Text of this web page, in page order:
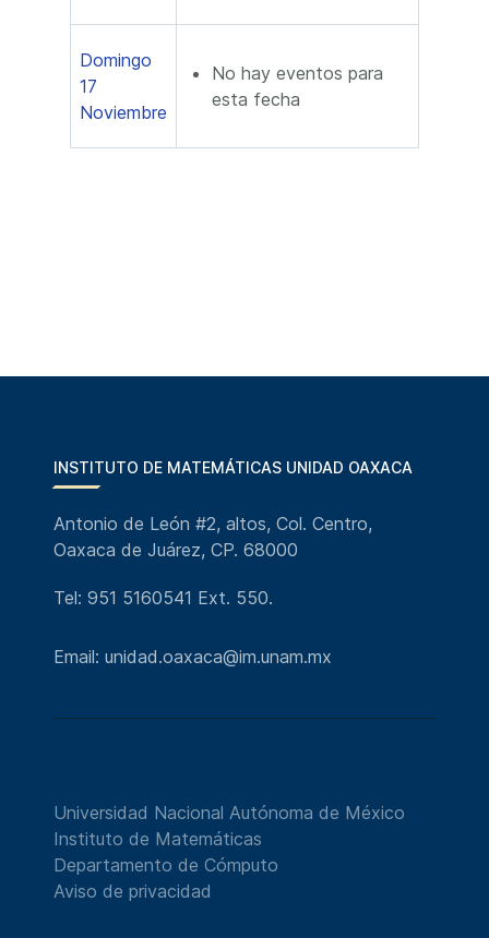
Domingo
17
Noviembre
No hay eventos para
esta fecha
INSTITUTO DE MATEMÁTICAS UNIDAD OAXACA
Antonio de León #2, altos, Col. Centro,
Oaxaca de Juárez, CP. 68000
Tel: 951 5160541 Ext. 550.
Email: unidad.oaxaca@im.unam.mx
Universidad Nacional Autónoma de México
Instituto de Matemáticas
Departamento de Cómputo
Aviso de privacidad